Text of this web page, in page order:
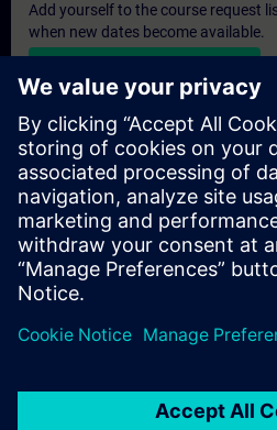
Add yourself to the course request
when new dates become available.
Personalised Quotation
If you require a standard list price
example for your purchasing
link below. You first need to provide
after this a quotation will be
Provide Quotation